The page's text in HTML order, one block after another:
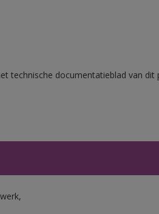
technische documentatieblad van dit